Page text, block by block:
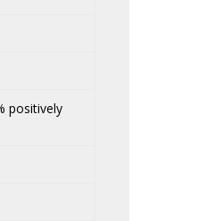
positively